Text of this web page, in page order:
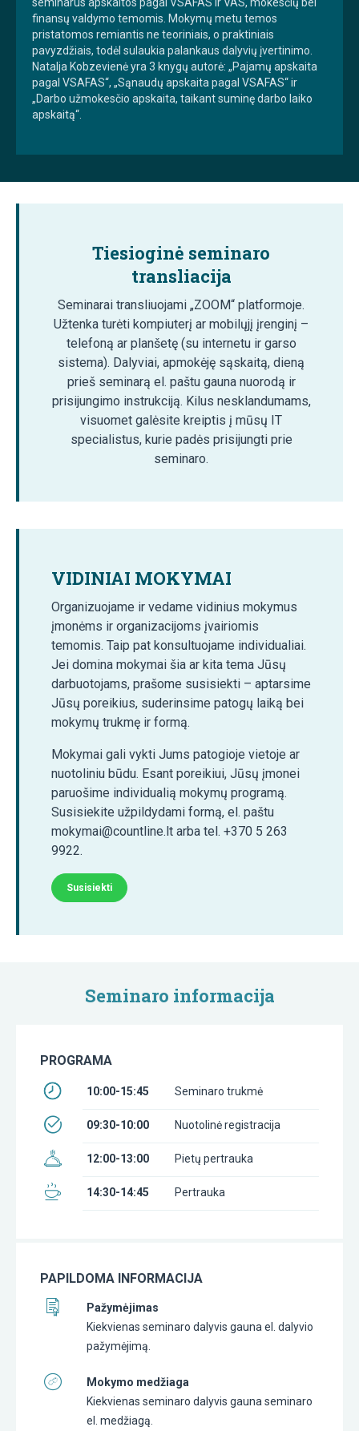
finansų valdymo temomis. Mokymų metu temos
pristatomos remiantis ne teoriniais, o praktiniais
pavyzdžiais, todėl sulaukia palankaus dalyvių įvertinimo.
Natalja Kobzevienė yra 3 knygų autorė: „Pajamų apskaita
pagal VSAFAS“, „Sąnaudų apskaita pagal VSAFAS“ ir
„Darbo užmokesčio apskaita, taikant suminę darbo laiko
apskaitą“.
Tiesioginė seminaro
transliacija
Seminarai transliuojami „ZOOM“ platformoje.
Užtenka turėti kompiuterį ar mobilųjį įrenginį –
telefoną ar planšetę (su internetu ir garso
sistema). Dalyviai, apmokėję sąskaitą, dieną
prieš seminarą el. paštu gauna nuorodą ir
prisijungimo instrukciją. Kilus nesklandumams,
visuomet galėsite kreiptis į mūsų IT
specialistus, kurie padės prisijungti prie
seminaro.
VIDINIAI MOKYMAI
Organizuojame ir vedame vidinius mokymus
įmonėms ir organizacijoms įvairiomis
temomis. Taip pat konsultuojame individualiai.
Jei domina mokymai šia ar kita tema Jūsų
darbuotojams, prašome susisiekti – aptarsime
Jūsų poreikius, suderinsime patogų laiką bei
mokymų trukmę ir formą.
Mokymai gali vykti Jums patogioje vietoje ar
nuotoliniu būdu. Esant poreikiui, Jūsų įmonei
paruošime individualią mokymų programą.
Susisiekite užpildydami formą, el. paštu
mokymai@countline.lt arba tel. +370 5 263
9922.
Susisiekti
Seminaro informacija
PROGRAMA
10:00-15:45 Seminaro trukmė
09:30-10:00 Nuotolinė registracija
12:00-13:00 Pietų pertrauka
14:30-14:45 Pertrauka
PAPILDOMA INFORMACIJA
Pažymėjimas
Kiekvienas seminaro dalyvis gauna el. dalyvio
pažymėjimą.
Mokymo medžiaga
Kiekvienas seminaro dalyvis gauna seminaro
el. medžiagą.